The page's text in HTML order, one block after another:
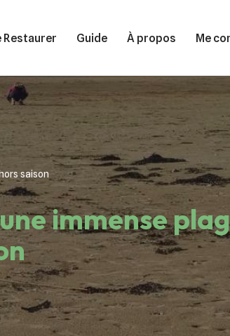
Restaurer Guide À propos Me
saison
immense